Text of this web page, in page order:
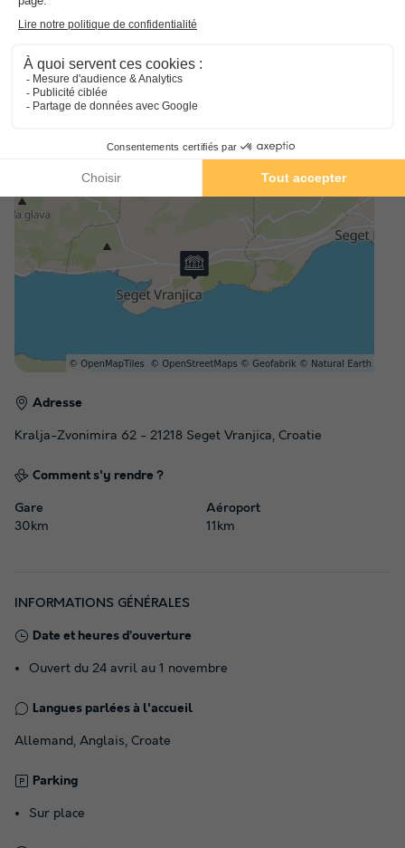
véhicule , un supplément de 10,00 EUR par véhicule et par jour
sera facturé. Les clients sont tenus de régler les frais de
Information animaux
Le port de la muselière est obligatoire pour les chiens dans le
Adresse
Kralja-Zvonimira 62 - 21218 Seget Vranjica, Croatie
Comment s'y rendre ?
Gare
30km
Aéroport
11km
INFORMATIONS GÉNÉRALES
Date et heures d’ouverture
Ouvert du 24 avril au 1 novembre
Langues parlées à l'accueil
Allemand, Anglais, Croate
Parking
Sur place